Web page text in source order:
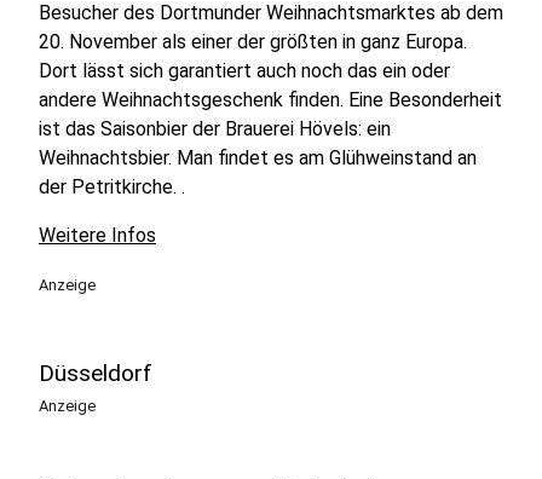
Besucher des Dortmunder Weihnachtsmarktes ab dem
20. November als einer der größten in ganz Europa.
Dort lässt sich garantiert auch noch das ein oder
andere Weihnachtsgeschenk finden. Eine Besonderheit
ist das Saisonbier der Brauerei Hövels: ein
Weihnachtsbier. Man findet es am Glühweinstand an
der Petritkirche. .
Weitere Infos
Anzeige
Düsseldorf
Anzeige